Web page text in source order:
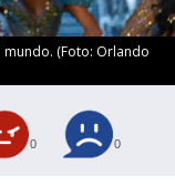
(Foto: Orlando
0 0